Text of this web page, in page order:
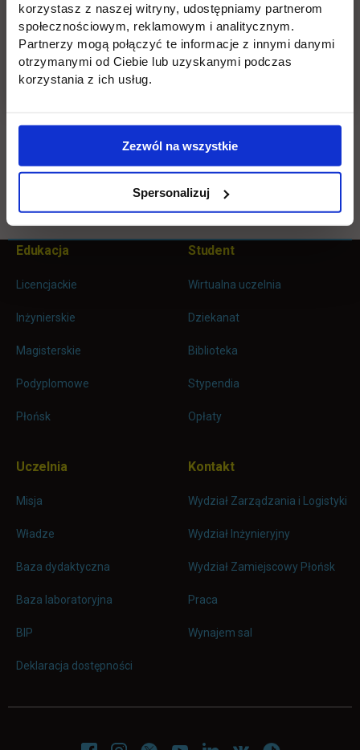
korzystasz z naszej witryny, udostępniamy partnerom
społecznościowym, reklamowym i analitycznym.
Partnerzy mogą połączyć te informacje z innymi danymi
otrzymanymi od Ciebie lub uzyskanymi podczas
korzystania z ich usług.
Zezwól na wszystkie
Spersonalizuj
w branży transportowej i logistycznej.
Publikacja dostępna w Bibliotece Naukowej UTH.
Pomiń
Informacje w stopce
Edukacja
Licencjackie
Inżynierskie
Magisterskie
Podyplomowe
Płońsk
Student
Wirtualna uczelnia
Dziekanat
Biblioteka
Stypendia
Opłaty
Uczelnia
Misja
Władze
Baza dydaktyczna
Baza laboratoryjna
BIP
Deklaracja dostępności
Kontakt
Wydział Zarządzania i Logistyki
Wydział Inżynieryjny
Wydział Zamiejscowy Płońsk
Praca
Wynajem sal